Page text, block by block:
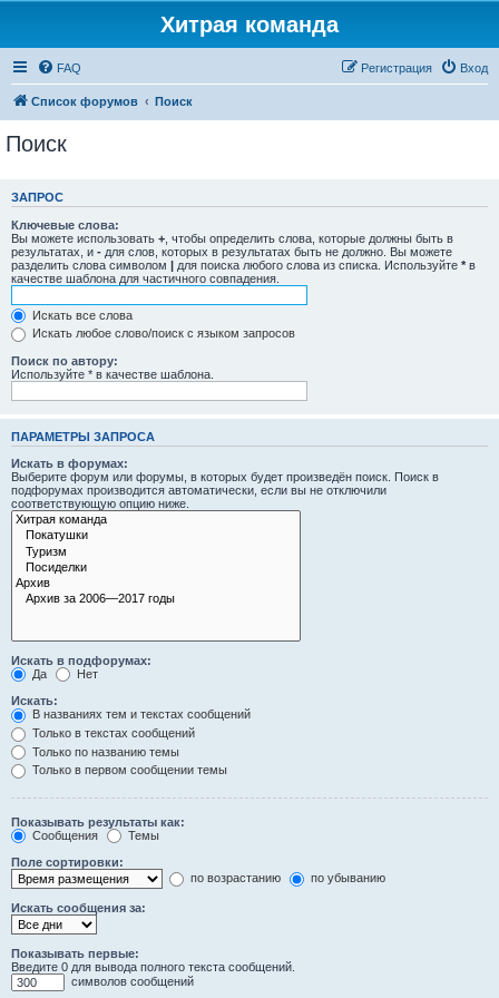
Хитрая команда
FAQ Вход
Регистрация
Список форумов Поиск
Поиск
ЗАПРОС
Ключевые слова:
Вы можете использовать + , чтобы определить слова, которые должны быть в
результатах, и - для слов, которых в результатах быть не должно. Вы можете
разделить слова символом | для поиска любого слова из списка. Используйте * в
качестве шаблона для частичного совпадения.
Искать все слова
Искать любое слово/поиск с языком запросов
Поиск по автору:
Используйте * в качестве шаблона.
ПАРАМЕТРЫ ЗАПРОСА
Искать в форумах:
Выберите форум или форумы, в которых будет произведён поиск. Поиск в
подфорумах производится автоматически, если вы не отключили
соответствующую опцию ниже.
Искать в подфорумах:
Да
Нет
Искать:
В названиях тем и текстах сообщений
Только в текстах сообщений
Только по названию темы
Только в первом сообщении темы
Показывать результаты как:
Сообщения
Темы
Поле сортировки:
по возрастанию
по убыванию
Искать сообщения за:
Показывать первые:
Введите 0 для вывода полного текста сообщений.
символов сообщений